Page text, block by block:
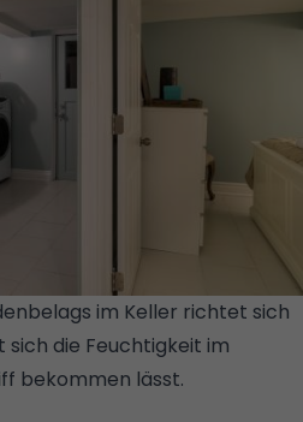
im Keller richtet sich
die Feuchtigkeit im
bekommen lässt.